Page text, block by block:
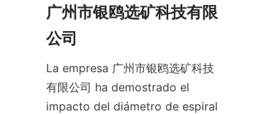
广州市银鸥选矿科技有限
公司
La empresa 广州市银鸥选矿科技
有限公司 ha demostrado el
impacto del diámetro de espiral